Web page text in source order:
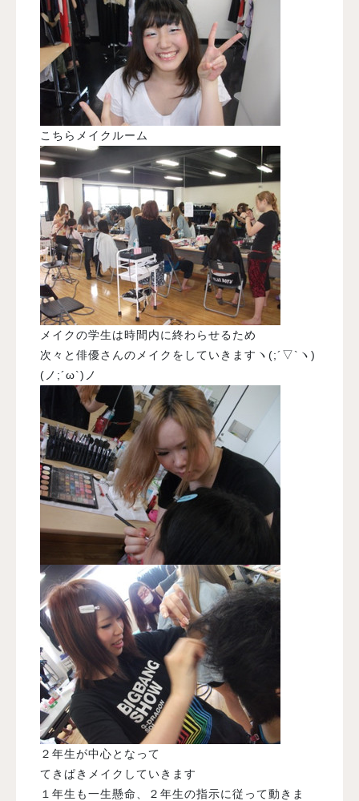
こちらメイクルーム
メイクの学生は時間内に終わらせるため
次々と俳優さんのメイクをしていきますヽ(;´▽`ヽ)
(ノ;´ω`)ノ
２年生が中心となって
てきぱきメイクしていきます
１年生も一生懸命、２年生の指示に従って動きま